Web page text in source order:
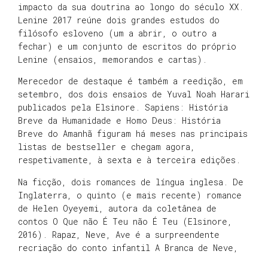
impacto da sua doutrina ao longo do século XX.
Lenine 2017 reúne dois grandes estudos do
filósofo esloveno (um a abrir, o outro a
fechar) e um conjunto de escritos do próprio
Lenine (ensaios, memorandos e cartas).
Merecedor de destaque é também a reedição, em
setembro, dos dois ensaios de Yuval Noah Harari
publicados pela Elsinore. Sapiens: História
Breve da Humanidade e Homo Deus: História
Breve do Amanhã figuram há meses nas principais
listas de bestseller e chegam agora,
respetivamente, à sexta e à terceira edições.
Na ficção, dois romances de língua inglesa. De
Inglaterra, o quinto (e mais recente) romance
de Helen Oyeyemi, autora da coletânea de
contos O Que não É Teu não É Teu (Elsinore,
2016). Rapaz, Neve, Ave é a surpreendente
recriação do conto infantil A Branca de Neve,